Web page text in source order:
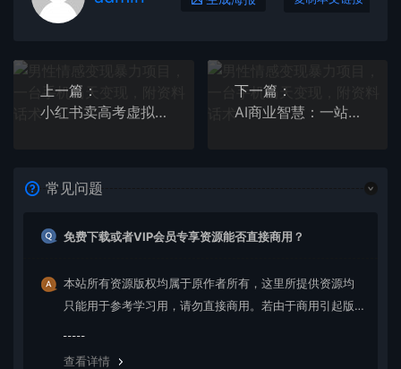
上一篇：
小红书卖高考虚拟资料变现分享课：轻松月入过万（视频+配套资料）
下一篇：
AI商业智慧：一站式AI学习大全【AI+文案+PPT+图像+视频】
常见问题
免费下载或者VIP会员专享资源能否直接商用？
本站所有资源版权均属于原作者所有，这里所提供资源均
只能用于参考学习用，请勿直接商用。若由于商用引起版
查看详情